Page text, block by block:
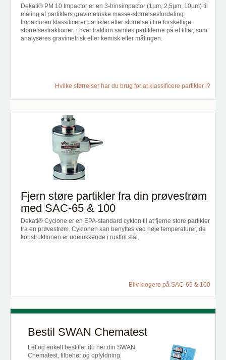
Dekati® PM 10 Impactor er en 3-trinsimpactor (1µm, 2,5µm, 10µm) til
måling af partiklers gravimetriske masse-størrelsesfordeling.
Impactoren klassificerer partikler efter størrelse i fire forskellige
størrelsesfraktioner; i hver fraktion samles partiklerne på et filter, som
analyseres gravimetrisk eller kemisk efter målingen.
Hvilke størrelser har du brug for at klassificere partikler i?
Fjern støre partikler fra din prøvestrøm
med SAC-65 & 100
Dekati® Cyclone er en EPA-standard cyklon til at fjerne store partikler
fra en prøvestrøm. Cyklonen kan benyttes ved høje temperaturer, da
konstruktionen er udelukkende i rustfrit stål.
Bliv klogere på SAC-65 & 100
Bestil SWAN Chematest
Let og enkelt bestiller du her din SWAN
Chematest, tilbehør og opfyldning.